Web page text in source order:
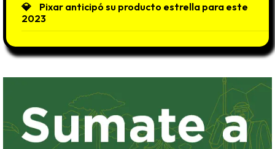
Pixar anticipó su producto estrella para este
2023